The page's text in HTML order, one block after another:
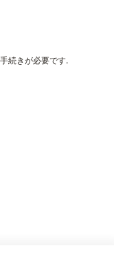
続きが必要です.